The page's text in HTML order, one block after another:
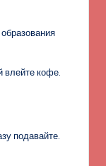
влейте кофе.
подавайте.